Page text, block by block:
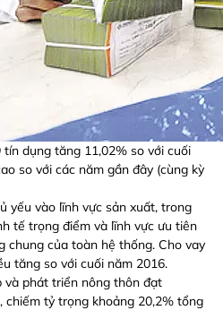
dụng tăng 11,02% so với cuối
so với các năm gần đây (cùng kỳ
yếu vào lĩnh vực sản xuất, trong
tế trọng điểm và lĩnh vực ưu tiên
chung của toàn hệ thống. Cho vay
tăng so với cuối năm 2016.
và phát triển nông thôn đạt
chiếm tỷ trọng khoảng 20,2% tổng